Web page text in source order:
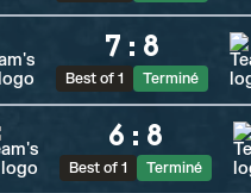
7 : 8
Best of 1 Terminé
6 : 8
Best of 1 Terminé